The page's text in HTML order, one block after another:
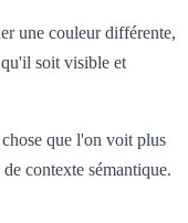
une couleur différente,
soit visible et
que l'on voit plus
contexte sémantique.